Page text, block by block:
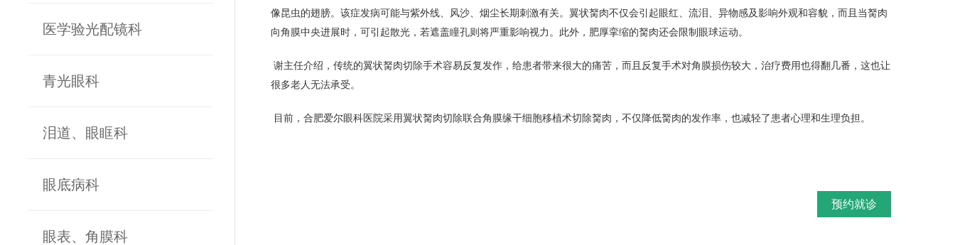
医学验光配镜科
青光眼科
泪道、眼眶科
眼底病科
眼表、角膜科
像昆虫的翅膀。该症发病可能与紫外线、风沙、烟尘长期刺激有关。翼状胬肉不仅会引起眼红、流泪、异物感及影响外观和容貌，而且当胬肉
向角膜中央进展时，可引起散光，若遮盖瞳孔则将严重影响视力。此外，肥厚挛缩的胬肉还会限制眼球运动。
谢主任介绍，传统的翼状胬肉切除手术容易反复发作，给患者带来很大的痛苦，而且反复手术对角膜损伤较大，治疗费用也得翻几番，这也让
很多老人无法承受。
目前，合肥爱尔眼科医院采用翼状胬肉切除联合角膜缘干细胞移植术切除胬肉，不仅降低胬肉的发作率，也减轻了患者心理和生理负担。
预约就诊